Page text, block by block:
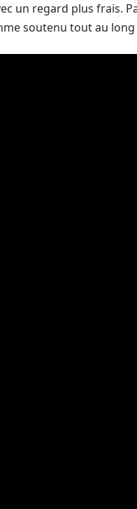
un regard plus frais.
soutenu tout au long